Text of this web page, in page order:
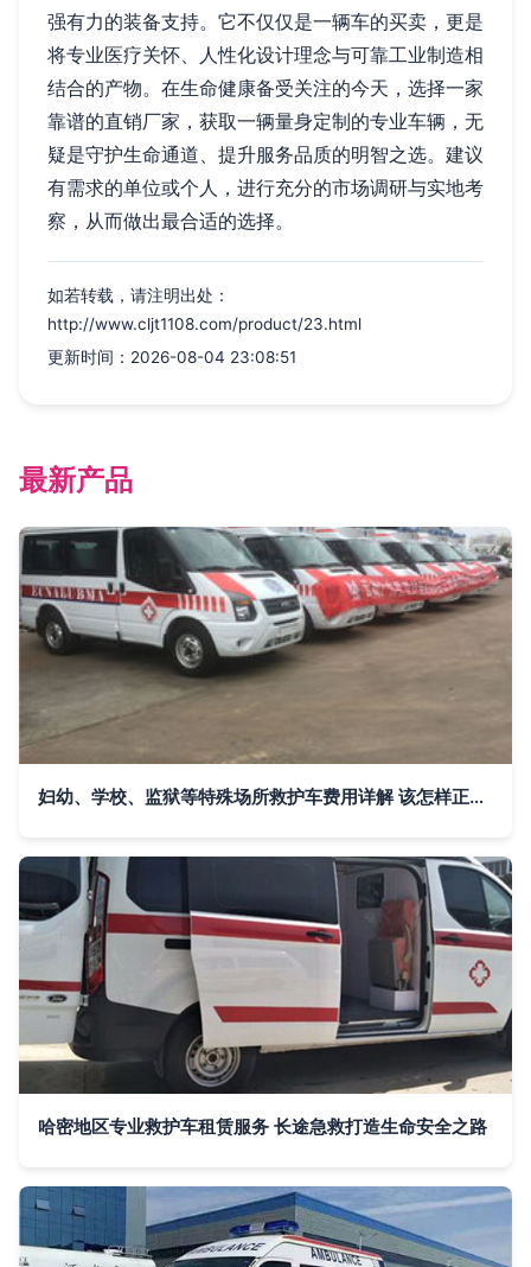
强有力的装备支持。它不仅仅是一辆车的买卖，更是
将专业医疗关怀、人性化设计理念与可靠工业制造相
结合的产物。在生命健康备受关注的今天，选择一家
靠谱的直销厂家，获取一辆量身定制的专业车辆，无
疑是守护生命通道、提升服务品质的明智之选。建议
有需求的单位或个人，进行充分的市场调研与实地考
察，从而做出最合适的选择。
如若转载，请注明出处：
http://www.cljt1108.com/product/23.html
更新时间：2026-08-04 23:08:51
最新产品
妇幼、学校、监狱等特殊场所救护车费用详解 该怎样正确叫救护车？
哈密地区专业救护车租赁服务 长途急救打造生命安全之路